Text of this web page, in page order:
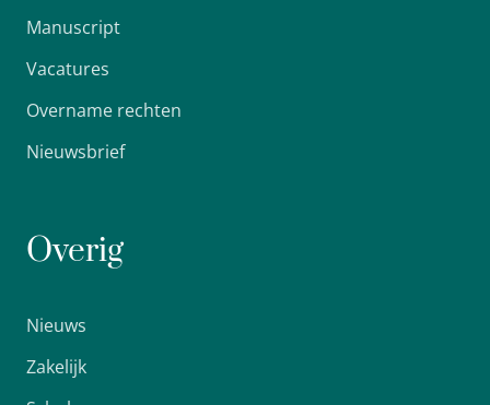
Manuscript
Vacatures
Overname rechten
Nieuwsbrief
Overig
Nieuws
Zakelijk